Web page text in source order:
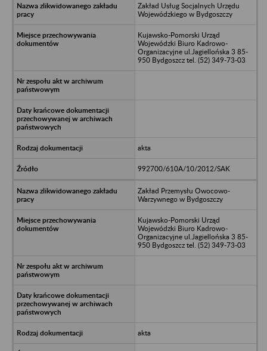
Zakład Usług Socjalnych Urzędu
Wojewódzkiego w Bydgoszczy
Kujawsko-Pomorski Urząd
Wojewódzki Biuro Kadrowo-
Organizacyjne ul.Jagiellońska 3 85-
950 Bydgoszcz tel. (52) 349-73-03
akta
992700/610A/10/2012/SAK
Zakład Przemysłu Owocowo-
Warzywnego w Bydgoszczy
Kujawsko-Pomorski Urząd
Wojewódzki Biuro Kadrowo-
Organizacyjne ul.Jagiellońska 3 85-
950 Bydgoszcz tel. (52) 349-73-03
akta